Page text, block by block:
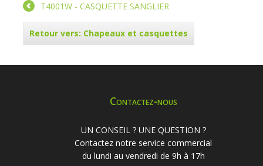
T4001W - CASQUETTE SANGLIER
Retour vers: Chapeaux et casquettes
Contactez-nous
UN CONSEIL ? UNE QUESTION ?
Contactez notre service commercial
du lundi au vendredi de 9h à 17h